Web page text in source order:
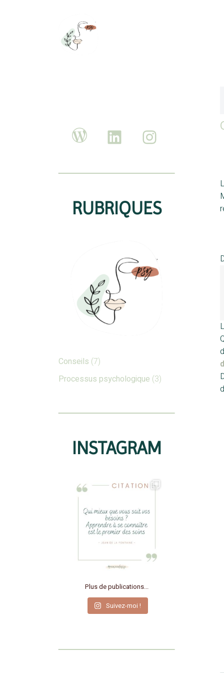
RUBRIQUES
Conseils (7)
Processus psychologique (3)
INSTAGRAM
Plus de publications...
Suivez-moi !